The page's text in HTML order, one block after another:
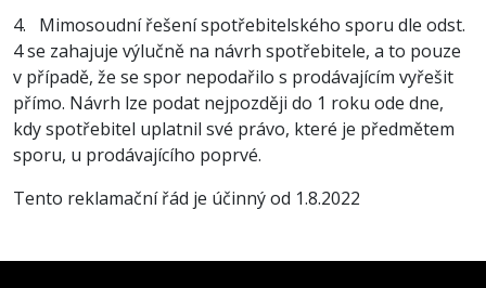
4. Mimosoudní řešení spotřebitelského sporu dle odst.
4 se zahajuje výlučně na návrh spotřebitele, a to pouze
v případě, že se spor nepodařilo s prodávajícím vyřešit
přímo. Návrh lze podat nejpozději do 1 roku ode dne,
kdy spotřebitel uplatnil své právo, které je předmětem
sporu, u prodávajícího poprvé.
Tento reklamační řád je účinný od 1.8.2022